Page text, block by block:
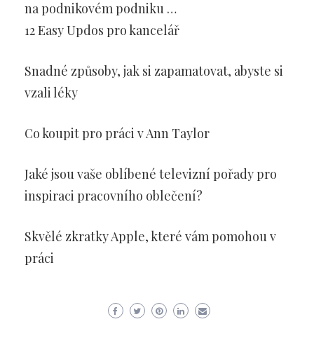
na podnikovém podniku …
12 Easy Updos pro kancelář
Snadné způsoby, jak si zapamatovat, abyste si
vzali léky
Co koupit pro práci v Ann Taylor
Jaké jsou vaše oblíbené televizní pořady pro
inspiraci pracovního oblečení?
Skvělé zkratky Apple, které vám pomohou v
práci